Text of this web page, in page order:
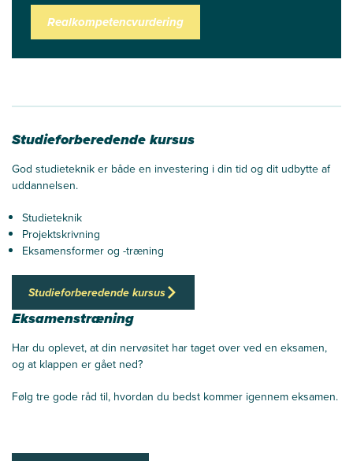
Realkompetencvurdering
Studieforberedende kursus
God studieteknik er både en investering i din tid og dit udbytte af
uddannelsen.
Studieteknik
Projektskrivning
Eksamensformer og -træning
Studieforberedende kursus
Eksamenstræning
Har du oplevet, at din nervøsitet har taget over ved en eksamen,
og at klappen er gået ned?
Følg tre gode råd til, hvordan du bedst kommer igennem eksamen.